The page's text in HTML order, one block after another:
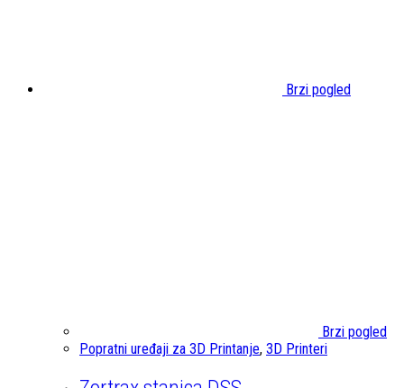
Brzi pogled
Brzi pogled
Popratni uređaji za 3D Printanje, 3D Printeri